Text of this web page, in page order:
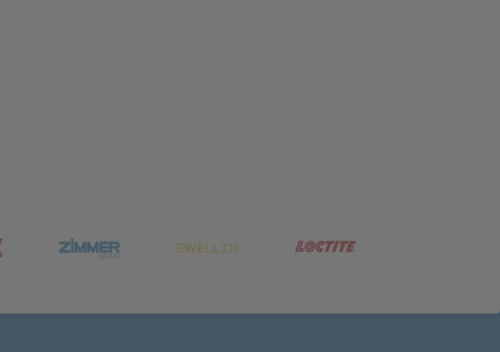
(öffnet in neuem Tab)(öffnet in neuem Tab)(öffnet in neuem Tab)(öffnet in neuem Tab)